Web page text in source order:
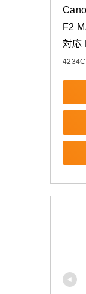
F2
対応